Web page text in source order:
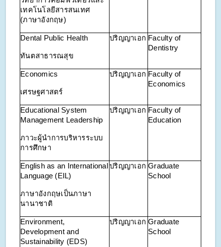
เทคโนโลยีสารสนเทศ
(ภาษาอังกฤษ)
Dental Public Health
ทันตสาธารณสุข
ปริญญาเอก Faculty of
Dentistry
Economics
เศรษฐศาสตร์
ปริญญาเอก Faculty of
Economics
Educational System
Management Leadership
ภาวะผู้นำการบริหารระบบ
การศึกษา
ปริญญาเอก Faculty of
Education
English as an International
Language (EIL)
ภาษาอังกฤษเป็นภาษา
นานาชาติ
ปริญญาเอก Graduate
School
Environment,
Development and
Sustainability (EDS)
ปริญญาเอก Graduate
School